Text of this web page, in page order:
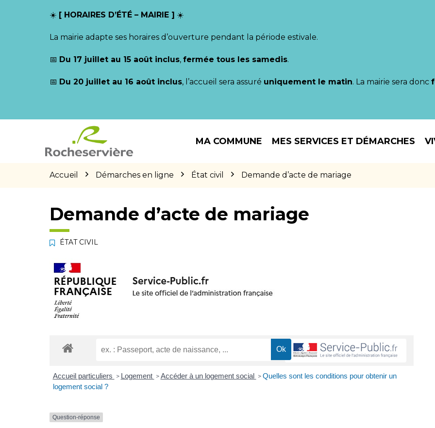
☀️ [ HORAIRES D’ÉTÉ – MAIRIE ] ☀️
La mairie adapte ses horaires d’ouverture pendant la période estivale.
📅 Du 17 juillet au 15 août inclus, fermée tous les samedis.
📅 Du 20 juillet au 16 août inclus, l’accueil sera assuré uniquement le matin. La mairie sera donc
MA COMMUNE MES SERVICES ET DÉMARCHES
Accueil Démarches en ligne État civil Demande d’acte de mariage
Demande d’acte de mariage
ÉTAT CIVIL
Accueil particuliers > Logement > Accéder à un logement social > Quelles sont les conditions pour obtenir un
logement social ?
Question-réponse